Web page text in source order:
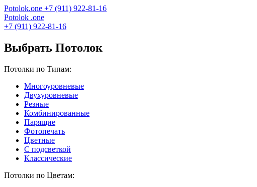
Potolok.one +7 (911) 922-81-16
Potolok .one
+7 (911) 922-81-16
Выбрать Потолок
Потолки по Типам:
Многоуровневые
Двухуровневые
Резные
Комбинированные
Парящие
Фотопечать
Цветные
С подсветкой
Классические
Потолки по Цветам: